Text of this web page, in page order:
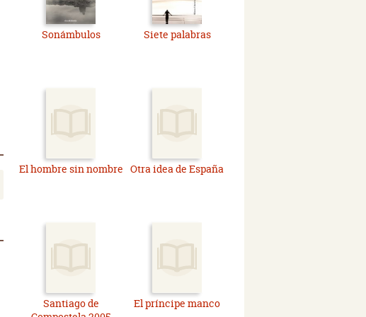
Sonámbulos Siete palabras
El hombre sin nombre Otra idea de España
Santiago de
El príncipe manco